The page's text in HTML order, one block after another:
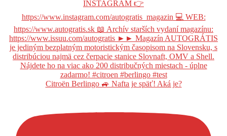
Citroën Berlingo 🚙 Nafta je späť! Aká je?